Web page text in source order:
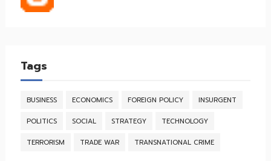
Tags
BUSINESS ECONOMICS FOREIGN POLICY INSURGENT
POLITICS SOCIAL STRATEGY TECHNOLOGY
TERRORISM TRADE WAR TRANSNATIONAL CRIME